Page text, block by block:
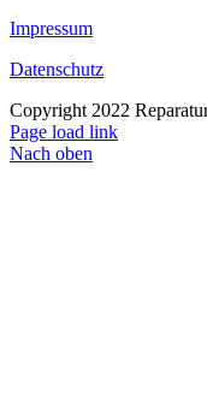
Impressum
Datenschutz
Copyright 2022
Page load link
Nach oben